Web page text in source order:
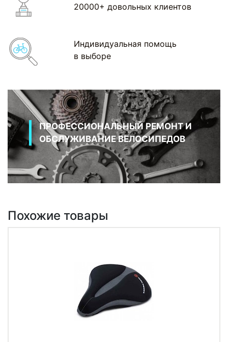
20000+ довольных клиентов
Индивидуальная помощь
в выборе
ПРОФЕССИОНАЛЬНЫЙ РЕМОНТ И
ОБСЛУЖИВАНИЕ ВЕЛОСИПЕДОВ
Похожие товары